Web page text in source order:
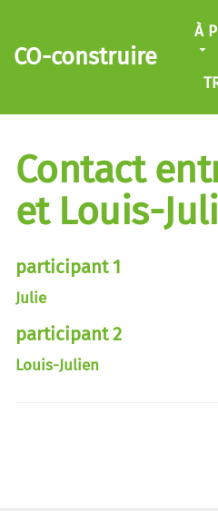
Aller au contenu principal
CO-construire
À
Contact
et Louis-
participant 1
Julie
participant 2
Louis-Julien